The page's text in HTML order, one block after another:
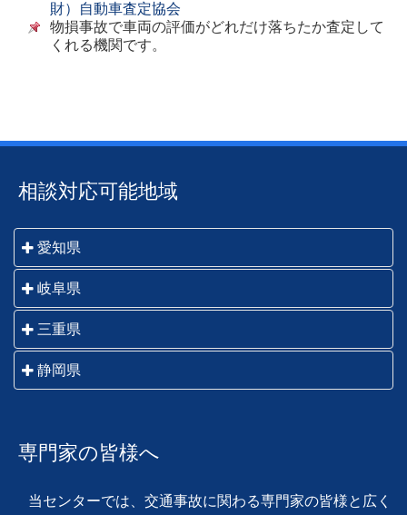
財）自動車査定協会
物損事故で車両の評価がどれだけ落ちたか査定して
くれる機関です。
相談対応可能地域
愛知県
名古屋市・一宮市・瀬戸市・春日井市・犬山市・江南
市・小牧市・稲沢市・尾張旭市・岩倉市・豊明市・日
進市・清須市・北名古屋市・長久手市・津島市・愛西
市・弥富市・あま市・半田市・常滑市・東海市・大府
市・知多市・岡崎市・碧南市・刈谷市・豊田市・安城
岐阜県
岐阜市・羽島市・各務原市・山県市・瑞穂市・本巣
市・大垣市・海津市・関市・美濃市・美濃加茂市・可
児市・郡上市・多治見市・中津川市・瑞浪市・恵那
三重県
桑名市・いなべ市・四日市市・鈴鹿市・亀山市・津
市・松阪市・伊勢市・鳥羽市・志摩市・伊賀市・名張
静岡県
磐田市・森町・浜松市・湖西市
専門家の皆様へ
当センターでは、交通事故に関わる専門家の皆様と広く